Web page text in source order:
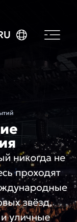
никогда не
проходят
звёзд,
уличные